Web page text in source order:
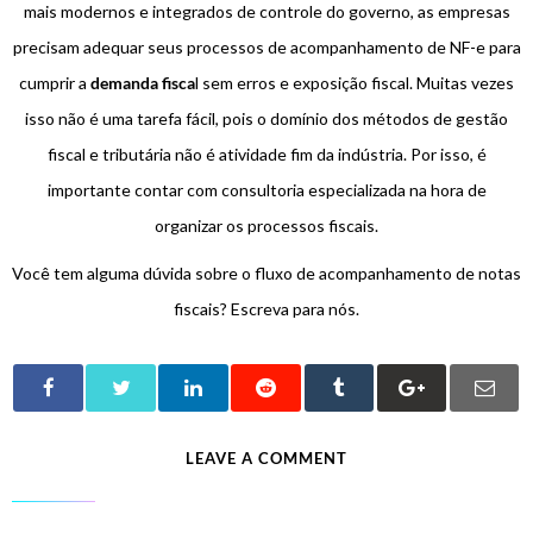
mais modernos e integrados de controle do governo, as empresas
precisam adequar seus processos de acompanhamento de NF-e para
cumprir a demanda fiscal sem erros e exposição fiscal. Muitas vezes
isso não é uma tarefa fácil, pois o domínio dos métodos de gestão
fiscal e tributária não é atividade fim da indústria. Por isso, é
importante contar com consultoria especializada na hora de
organizar os processos fiscais.
Você tem alguma dúvida sobre o fluxo de acompanhamento de notas
fiscais? Escreva para nós.
LEAVE A COMMENT